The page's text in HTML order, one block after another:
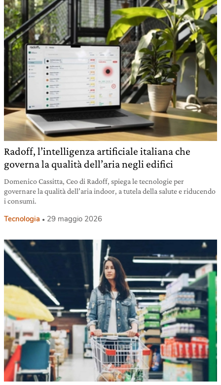
Radoff, l’intelligenza artificiale italiana che
governa la qualità dell’aria negli edifici
Domenico Cassitta, Ceo di Radoff, spiega le tecnologie per
governare la qualità dell’aria indoor, a tutela della salute e riducendo
i consumi.
Tecnologia 29 maggio 2026